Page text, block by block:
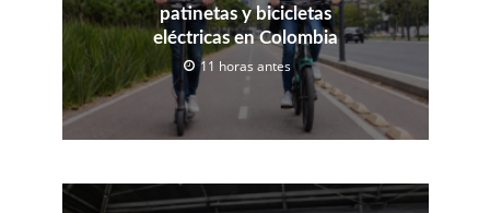
patinetas y bicicletas
eléctricas en Colombia
11 horas antes